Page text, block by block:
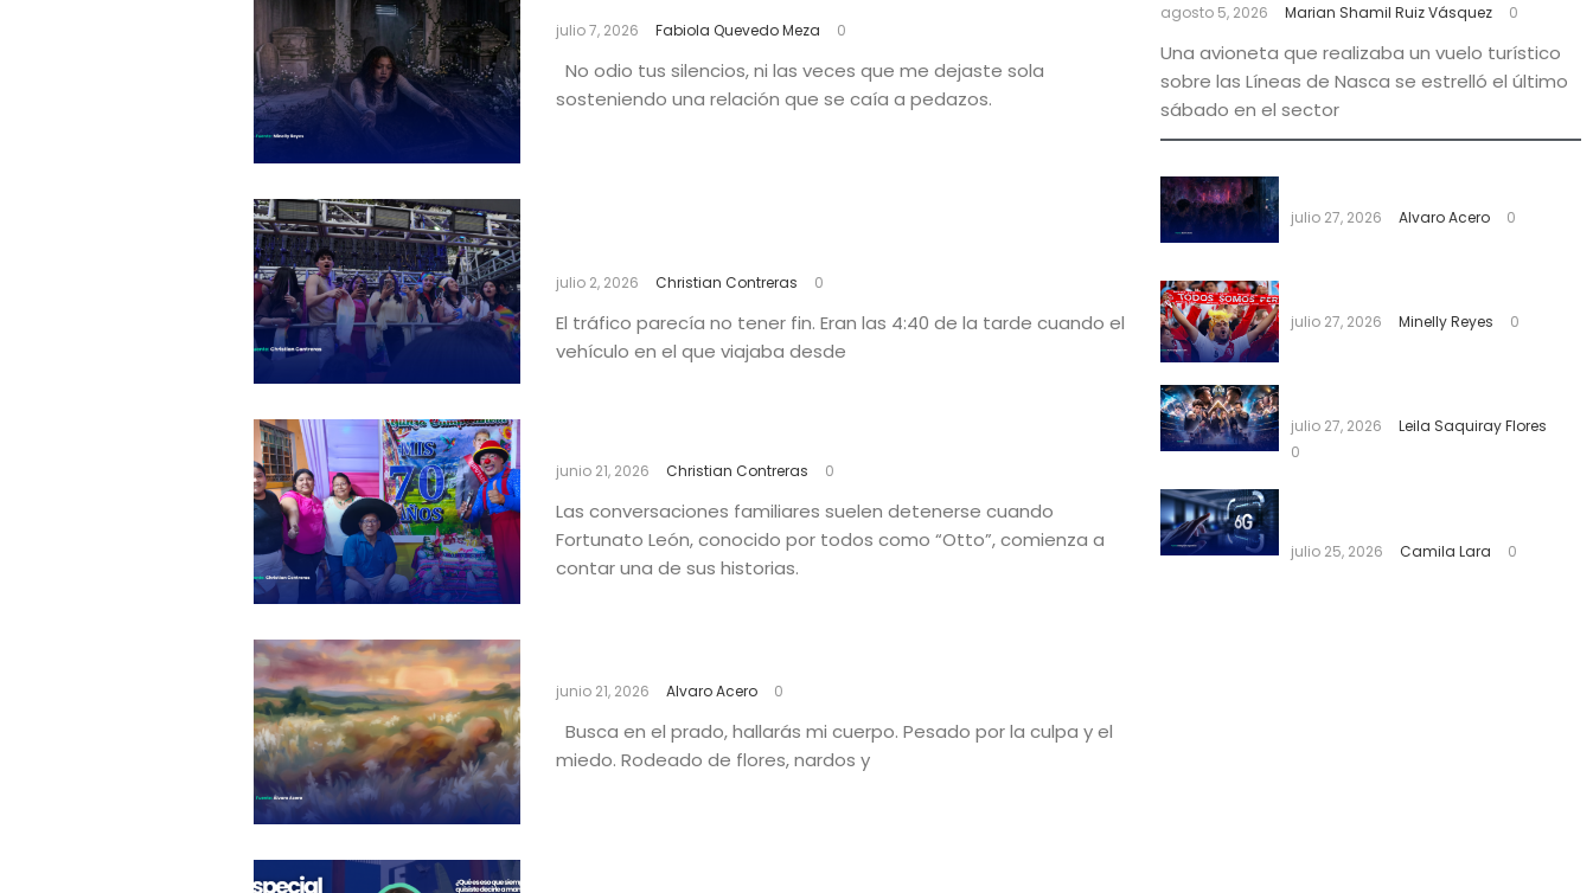
julio 7, 2026 Fabiola Quevedo Meza 0
No odio tus silencios, ni las veces que me dejaste sola
sosteniendo una relación que se caía a pedazos.
julio 2, 2026 Christian Contreras 0
El tráfico parecía no tener fin. Eran las 4:40 de la tarde cuando el
vehículo en el que viajaba desde
junio 21, 2026 Christian Contreras 0
Las conversaciones familiares suelen detenerse cuando
Fortunato León, conocido por todos como “Otto”, comienza a
contar una de sus historias.
junio 21, 2026 Alvaro Acero 0
Busca en el prado, hallarás mi cuerpo. Pesado por la culpa y el
miedo. Rodeado de flores, nardos y
agosto 5, 2026 Marian Shamil Ruiz Vásquez 0
Una avioneta que realizaba un vuelo turístico
sobre las Líneas de Nasca se estrelló el último
sábado en el sector
julio 27, 2026 Alvaro Acero 0
julio 27, 2026 Minelly Reyes 0
julio 27, 2026
Leila Saquiray Flores
0
julio 25, 2026 Camila Lara 0